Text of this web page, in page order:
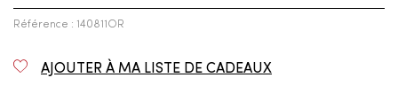
Référence : 140811OR
AJOUTER À MA LISTE DE CADEAUX